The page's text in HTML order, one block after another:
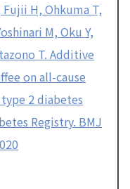
Fujii H, Ohkuma T,
M, Oku Y,
T. Additive
on all-cause
2 diabetes
Registry. BMJ